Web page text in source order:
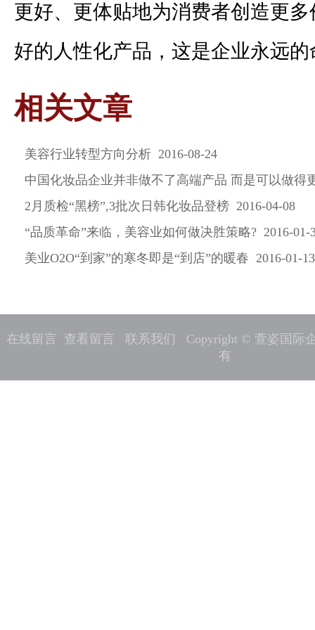
更好、更体贴地为消费者创造更
好的人性化产品，这是企业永远的
相关文章
美容行业转型方向分析 2016-08-24
中国化妆品企业并非做不了高端产品 而是可以做得
2月质检“黑榜”,3批次日韩化妆品登榜 2016-04-08
“品质革命”来临，美容业如何做决胜策略? 2016-01-
美业O2O“到家”的寒冬即是“到店”的暖春 2016-01-13
在线留言 查看留言 联系我们
Copyright © 萱姿国际
有